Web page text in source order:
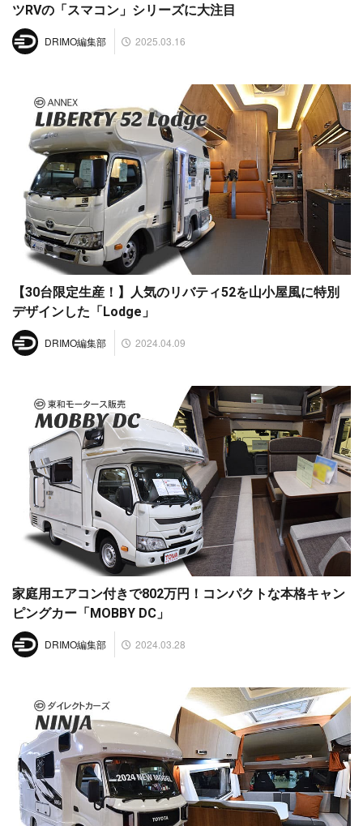
ツRVの「スマコン」シリーズに大注目
DRIMO編集部 2025.03.16
【30台限定生産！】人気のリバティ52を山小屋風に特別
デザインした「Lodge」
DRIMO編集部 2024.04.09
家庭用エアコン付きで802万円！コンパクトな本格キャン
ピングカー「MOBBY DC」
DRIMO編集部 2024.03.28